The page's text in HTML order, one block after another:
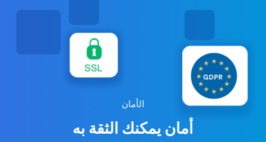
الأمان
أمان يمكنك الثقة به